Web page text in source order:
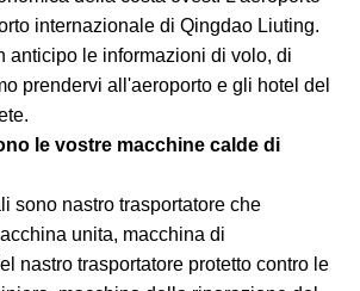
internazionale di Qingdao Liuting.
anticipo le informazioni di volo, di
prendervi all'aeroporto e gli hotel del
le vostre macchine calde di
sono nastro trasportatore che
unita, macchina di
nastro trasportatore protetto contro le